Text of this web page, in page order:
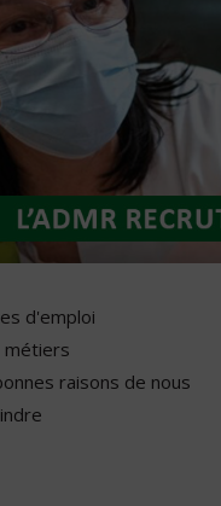
d'emploi
métiers
raisons de nous